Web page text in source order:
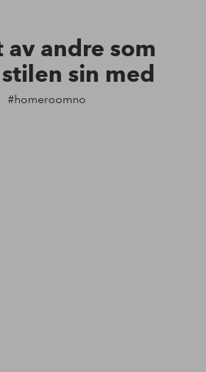
andre som
sin med
#homeroomno